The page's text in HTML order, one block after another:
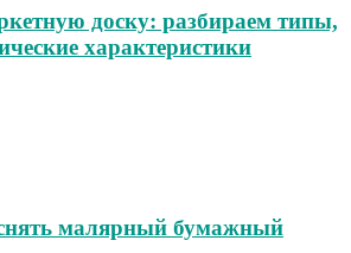
доску: разбираем типы,
характеристики
малярный бумажный